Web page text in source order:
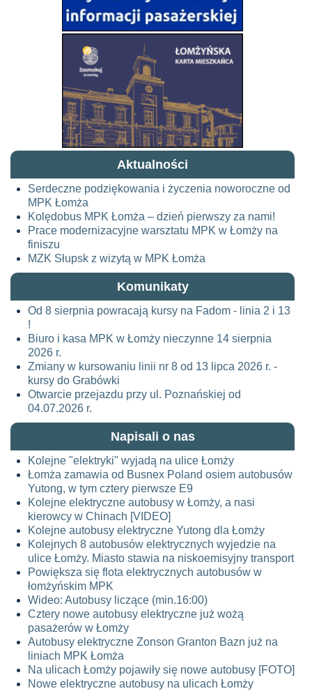
Aktualności
Serdeczne podziękowania i życzenia noworoczne od
MPK Łomża
Kolędobus MPK Łomża – dzień pierwszy za nami!
Prace modernizacyjne warsztatu MPK w Łomży na
finiszu
MZK Słupsk z wizytą w MPK Łomża
Komunikaty
Od 8 sierpnia powracają kursy na Fadom - linia 2 i 13
!
Biuro i kasa MPK w Łomży nieczynne 14 sierpnia
2026 r.
Zmiany w kursowaniu linii nr 8 od 13 lipca 2026 r. -
kursy do Grabówki
Otwarcie przejazdu przy ul. Poznańskiej od
04.07.2026 r.
Napisali o nas
Kolejne "elektryki" wyjadą na ulice Łomży
Łomża zamawia od Busnex Poland osiem autobusów
Yutong, w tym cztery pierwsze E9
Kolejne elektryczne autobusy w Łomży, a nasi
kierowcy w Chinach [VIDEO]
Kolejne autobusy elektryczne Yutong dla Łomży
Kolejnych 8 autobusów elektrycznych wyjedzie na
ulice Łomży. Miasto stawia na niskoemisyjny transport
Powiększa się flota elektrycznych autobusów w
łomżyńskim MPK
Wideo: Autobusy liczące (min.16:00)
Cztery nowe autobusy elektryczne już wożą
pasażerów w Łomży
Autobusy elektryczne Zonson Granton Bazn już na
liniach MPK Łomża
Na ulicach Łomży pojawiły się nowe autobusy [FOTO]
Nowe elektryczne autobusy na ulicach Łomży